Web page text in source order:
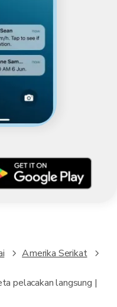
Amerika Serikat
pelacakan langsung |